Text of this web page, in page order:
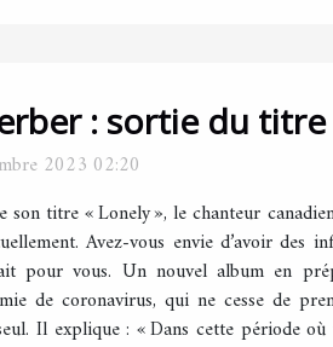
: sortie du titre
2023 02:20
son titre « Lonely », le chanteur
Avez-vous envie d’avoir des
pour vous. Un nouvel album en
de coronavirus, qui ne cesse de
Il explique : « Dans cette période